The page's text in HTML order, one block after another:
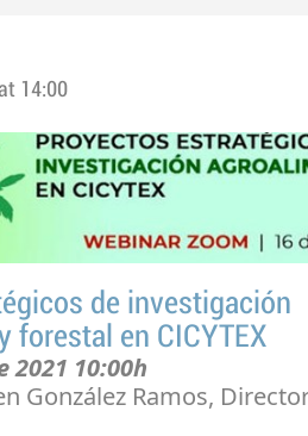
14:00
de investigación
forestal en CICYTEX
2021 10:00h
González Ramos,